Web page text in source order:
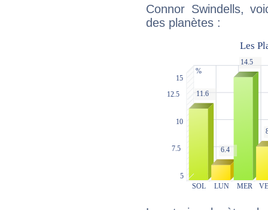
Connor Swindells,
des planètes :